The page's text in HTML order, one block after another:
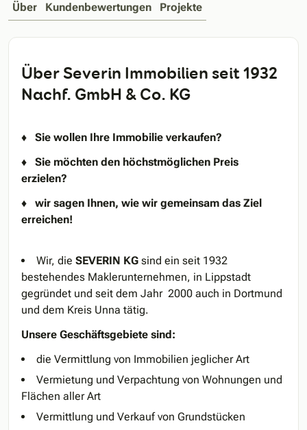
Über Kundenbewertungen Projekte
Über Severin Immobilien seit 1932
Nachf. GmbH & Co. KG
♦ Sie wollen Ihre Immobilie verkaufen?
♦ Sie möchten den höchstmöglichen Preis
erzielen?
♦ wir sagen Ihnen, wie wir gemeinsam das Ziel
erreichen!
Wir, die SEVERIN KG sind ein seit 1932
bestehendes Maklerunternehmen, in Lippstadt
gegründet und seit dem Jahr 2000 auch in Dortmund
und dem Kreis Unna tätig.
Unsere Geschäftsgebiete sind:
die Vermittlung von Immobilien jeglicher Art
Vermietung und Verpachtung von Wohnungen und
Flächen aller Art
Vermittlung und Verkauf von Grundstücken